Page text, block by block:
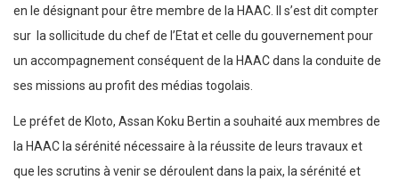
en le désignant pour être membre de la HAAC. Il s’est dit compter
sur la sollicitude du chef de l’Etat et celle du gouvernement pour
un accompagnement conséquent de la HAAC dans la conduite de
ses missions au profit des médias togolais.
Le préfet de Kloto, Assan Koku Bertin a souhaité aux membres de
la HAAC la sérénité nécessaire à la réussite de leurs travaux et
que les scrutins à venir se déroulent dans la paix, la sérénité et